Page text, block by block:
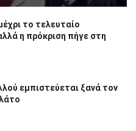
το τελευταίο
η πρόκριση πήγε στη
εμπιστεύεται ξανά τον